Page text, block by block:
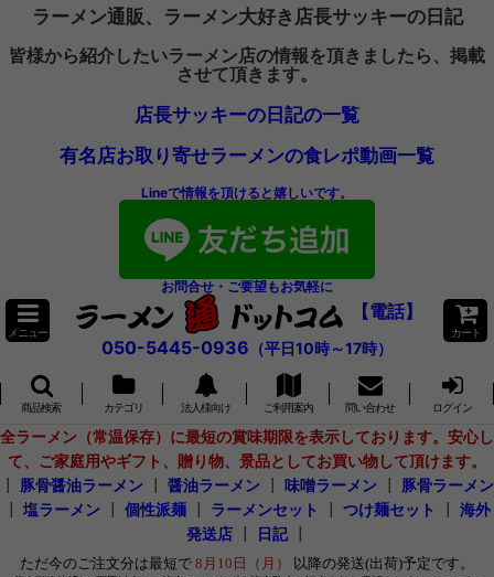
ラーメン通販、ラーメン大好き店長サッキーの日記
皆様から紹介したいラーメン店の情報を頂きましたら、掲載
させて頂きます。
店長サッキーの日記の一覧
有名店お取り寄せラーメンの食レポ動画一覧
Lineで情報を頂けると嬉しいです。
お問合せ・ご要望もお気軽に
メニュー
【電話】
050-5445-0936 （平日10時～17時）
カート
商品検索 カテゴリ 法人様向け ご利用案内 問い合わせ ログイン
全ラーメン（常温保存）に最短の賞味期限を表示しております。安心し
て、ご家庭用やギフト、贈り物、景品としてお買い物して頂けます。
豚骨醤油ラーメン 醤油ラーメン 味噌ラーメン
豚骨ラーメン
塩ラーメン 個性派麺 ラーメンセット つけ麺セット
海外
発送店
日記┃